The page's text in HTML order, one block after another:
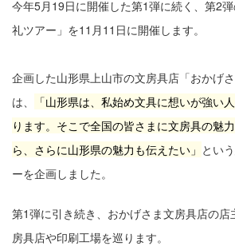
今年5月19日に開催した第1弾に続く、第2
礼ツアー」を11月11日に開催します。
企画した山形県上山市の文房具店「おかげ
は、
「山形県は、私始め文具に想いが強い
ります。そこで全国の皆さまに文房具の魅
ら、さらに山形県の魅力も伝えたい」 とい
ーを企画しました。
第1弾に引き続き、おかげさま文房具店の店
房具店や印刷工場を巡ります。